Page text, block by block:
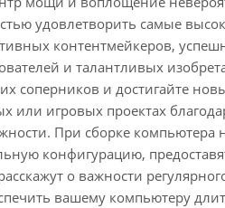
удовлетворить самые
контентмейкеров,
и талантливых
соперников и достигайте
или игровых проектах
При сборке компьютера
конфигурацию,
о важности
вашему компьютеру